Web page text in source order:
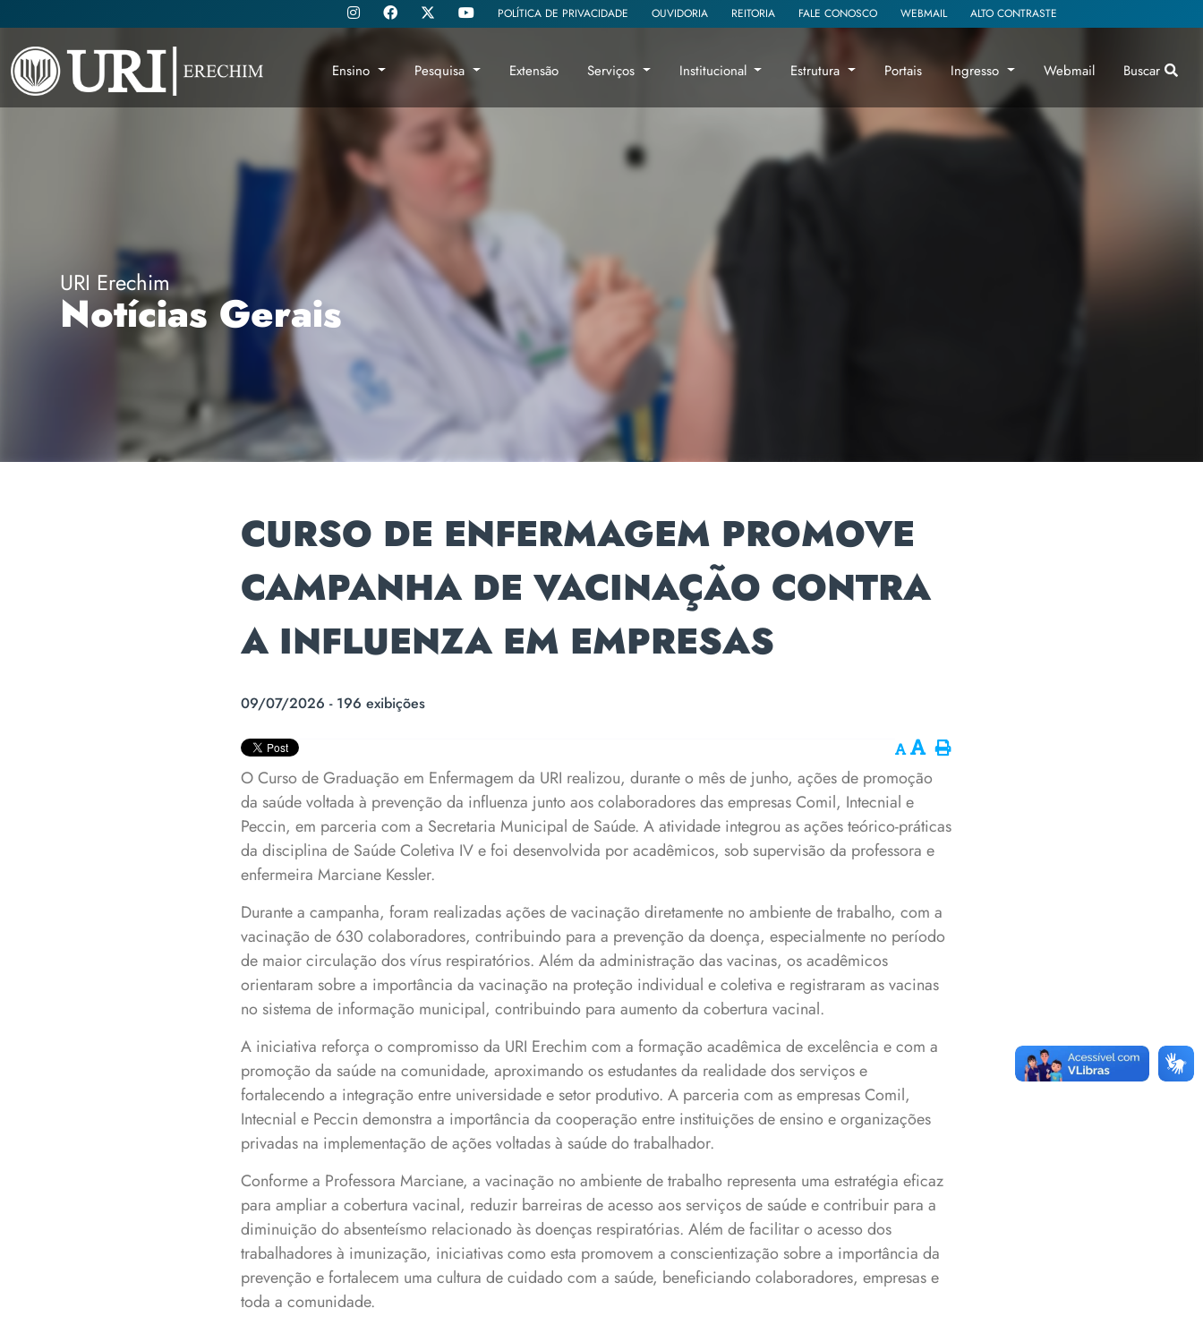
Ensino Pesquisa Extensão Serviços Institucional Estrutura Portais Ingresso Webmail Buscar
POLÍTICA DE PRIVACIDADE OUVIDORIA REITORIA FALE CONOSCO WEBMAIL ALTO CONTRASTE
URI Erechim
Notícias Gerais
CURSO DE ENFERMAGEM PROMOVE
CAMPANHA DE VACINAÇÃO CONTRA
A INFLUENZA EM EMPRESAS
09/07/2026 - 196 exibições
O Curso de Graduação em Enfermagem da URI realizou, durante o mês de junho, ações de promoção
da saúde voltada à prevenção da influenza junto aos colaboradores das empresas Comil, Intecnial e
Peccin, em parceria com a Secretaria Municipal de Saúde. A atividade integrou as ações teórico-práticas
da disciplina de Saúde Coletiva IV e foi desenvolvida por acadêmicos, sob supervisão da professora e
enfermeira Marciane Kessler.
Durante a campanha, foram realizadas ações de vacinação diretamente no ambiente de trabalho, com a
vacinação de 630 colaboradores, contribuindo para a prevenção da doença, especialmente no período
de maior circulação dos vírus respiratórios. Além da administração das vacinas, os acadêmicos
orientaram sobre a importância da vacinação na proteção individual e coletiva e registraram as vacinas
no sistema de informação municipal, contribuindo para aumento da cobertura vacinal.
A iniciativa reforça o compromisso da URI Erechim com a formação acadêmica de excelência e com a
promoção da saúde na comunidade, aproximando os estudantes da realidade dos serviços e
fortalecendo a integração entre universidade e setor produtivo. A parceria com as empresas Comil,
Intecnial e Peccin demonstra a importância da cooperação entre instituições de ensino e organizações
privadas na implementação de ações voltadas à saúde do trabalhador.
Conforme a Professora Marciane, a vacinação no ambiente de trabalho representa uma estratégia eficaz
para ampliar a cobertura vacinal, reduzir barreiras de acesso aos serviços de saúde e contribuir para a
diminuição do absenteísmo relacionado às doenças respiratórias. Além de facilitar o acesso dos
trabalhadores à imunização, iniciativas como esta promovem a conscientização sobre a importância da
prevenção e fortalecem uma cultura de cuidado com a saúde, beneficiando colaboradores, empresas e
toda a comunidade.